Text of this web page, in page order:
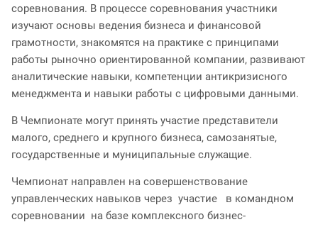
соревнования. В процессе соревнования участники
изучают основы ведения бизнеса и финансовой
грамотности, знакомятся на практике с принципами
работы рыночно ориентированной компании, развивают
аналитические навыки, компетенции антикризисного
менеджмента и навыки работы с цифровыми данными.
В Чемпионате могут принять участие представители
малого, среднего и крупного бизнеса, самозанятые,
государственные и муниципальные служащие.
Чемпионат направлен на совершенствование
управленческих навыков через участие в командном
соревновании на базе комплексного бизнес­